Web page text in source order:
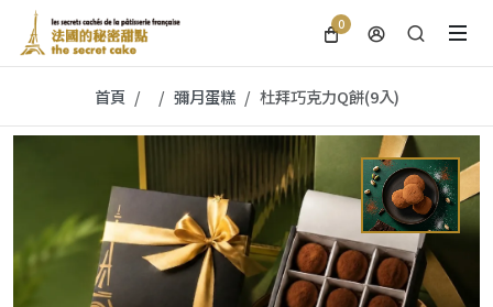
0
首頁 彌月蛋糕 杜拜巧克力Q餅(9入)